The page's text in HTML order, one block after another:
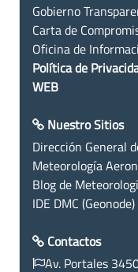
Gobierno
Carta de
Oficina de
Política de
WEB
Nuestro Sitios
Dirección General
Meteorología
Blog de
IDE DMC (Geonode)
Contactos
Av. Portales